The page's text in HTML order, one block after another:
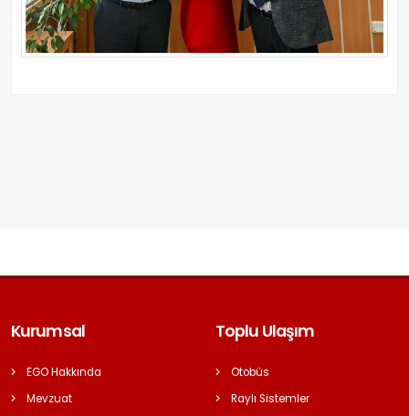
Kurumsal
EGO Hakkında
Mevzuat
Toplu Ulaşım
Otobüs
Raylı Sistemler